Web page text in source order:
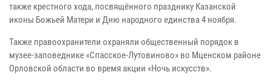
также крестного хода, посвящённого празднику Казанской
иконы Божьей Матери и Дню народного единства 4 ноября.
Также правоохранители охраняли общественный порядок в
музее-заповеднике «Спасское-Лутовиново» во Мценском районе
Орловской области во время акции «Ночь искусств».